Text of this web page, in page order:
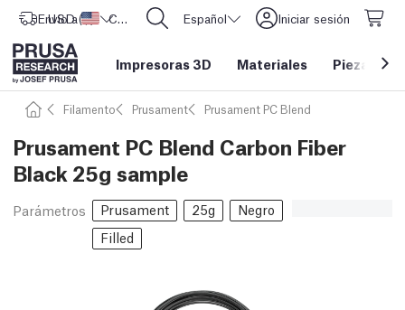
Envío a Estados Unidos
USD ($) CORE One L: ¡Ya disponible! Español Iniciar sesión
Impresoras 3D Materiales Piezas y
Filamento Prusament Prusament PC Blend
Prusament PC Blend Carbon Fiber
Black 25g sample
Parámetros Prusament 25g
Negro
Filled